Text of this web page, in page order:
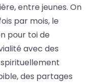
entre jeunes. On
par mois, le
pour toi de
avec des
des partages